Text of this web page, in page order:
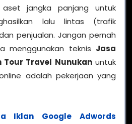
jangka panjang untuk
lalu lintas (trafik
penjualan. Jangan pernah
menggunakan teknis Jasa
Tour Travel Nunukanuntuk
adalah pekerjaan yang
Iklan Google Adwords